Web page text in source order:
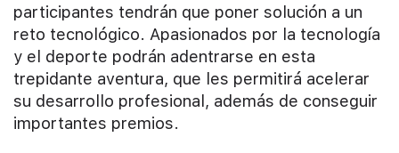
participantes tendrán que poner solución a un
reto tecnológico. Apasionados por la tecnología
y el deporte podrán adentrarse en esta
trepidante aventura, que les permitirá acelerar
su desarrollo profesional, además de conseguir
importantes premios.